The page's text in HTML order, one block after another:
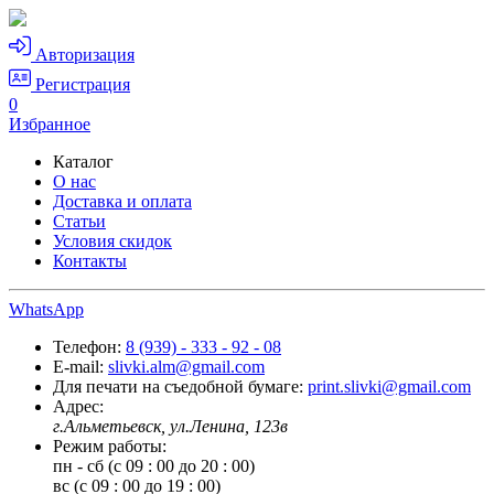
Авторизация
Регистрация
0
Избранное
Каталог
О нас
Доставка и оплата
Статьи
Условия скидок
Контакты
WhatsApp
Телефон: 8 (939) - 333 - 92 - 08
E-mail: slivki.alm@gmail.com
Для печати на съедобной бумаге: print.slivki@gmail.com
Адрес:
г.Альметьевск, ул.Ленина, 123в
Режим работы:
пн - сб (с 09 : 00 до 20 : 00)
вс (с 09 : 00 до 19 : 00)